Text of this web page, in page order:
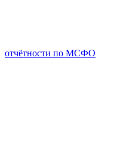
отчётности по МСФО